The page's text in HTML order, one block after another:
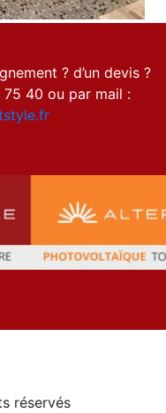
? d’un devis ?
40 ou par mail :
réservés